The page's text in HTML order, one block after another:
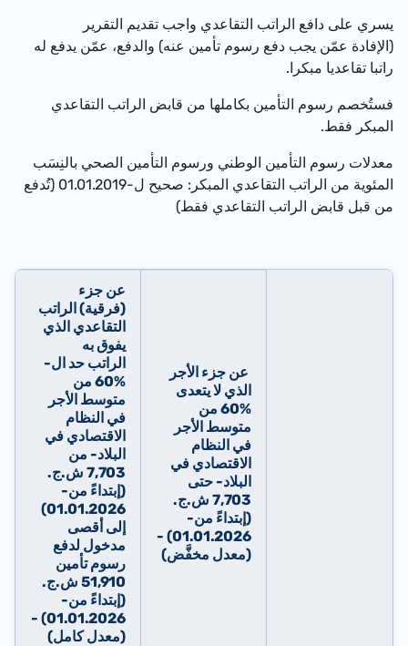
يسري على دافع الراتب التقاعدي واجب تقديم التقرير
(الإفادة عمّن يجب دفع رسوم تأمين عنه) والدفع، عمّن يدفع له
راتبا تقاعديا مبكرا.
فستُخصم رسوم التأمين بكاملها من قابض الراتب التقاعدي
المبكر فقط.
معدلات رسوم التأمين الوطني ورسوم التأمين الصحي بالنِسَب
المئوية من الراتب التقاعدي المبكر: صحيح ل-01.01.2019 (تُدفع
من قبل قابض الراتب التقاعدي فقط)
عن جزء الأجر
الذي لا يتعدى
%60 من
متوسط الأجر
في النظام
الاقتصادي في
البلاد- حتى
7,703 ش.ج.
(إبتداءً من-
01.01.2026)
-
معدل مخفَّض)
عن جزء
(فرقية) الراتب
التقاعدي الذي
يفوق به
الراتب حد ال-
%60 من
متوسط الأجر
في النظام
الاقتصادي في
البلاد- من
7,703 ش.ج.
(إبتداءً من-
01.01.2026)
إلى أقصى
مدخول لدفع
رسوم تأمين
51,910 ش.ج.
(إبتداءً من-
01.01.2026)
-
معدل كامل)